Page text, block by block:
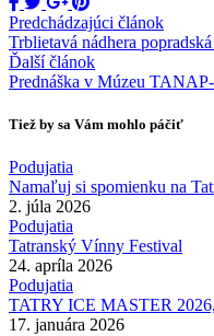
Predchádzajúci článok
Trblietavá nádhera
Ďalší článok
Prednáška v Múzeu
Tiež by sa Vám mohlo páčiť
Podujatia
Namaľuj si spomienku na
2. júla 2026
Podujatia
Tatranský Vínny Festival
24. apríla 2026
Podujatia
TATRY ICE MASTER
17. januára 2026